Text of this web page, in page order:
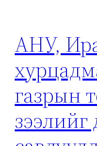
АНУ,
газрын